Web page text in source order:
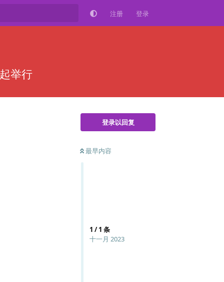
注册 登录
举行
登录以回复
最早内容
1 /1 条
十一月 2023